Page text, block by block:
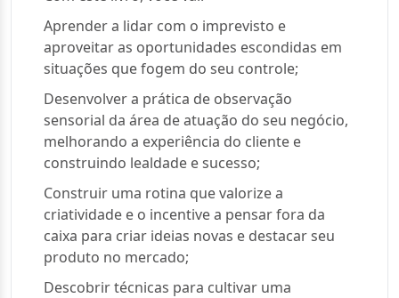
Aprender a lidar com o imprevisto e
aproveitar as oportunidades escondidas em
situações que fogem do seu controle;
Desenvolver a prática de observação
sensorial da área de atuação do seu negócio,
melhorando a experiência do cliente e
construindo lealdade e sucesso;
Construir uma rotina que valorize a
criatividade e o incentive a pensar fora da
caixa para criar ideias novas e destacar seu
produto no mercado;
Descobrir técnicas para cultivar uma